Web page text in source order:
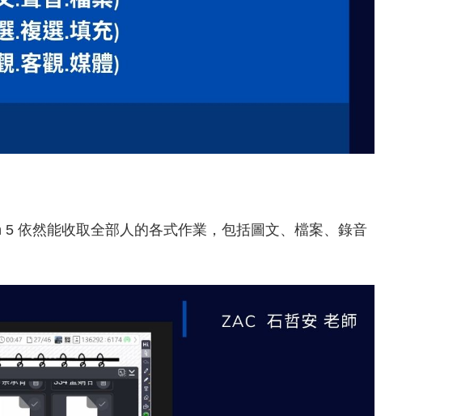
依然能收取全部人的各式作業，包括圖文、檔案、錄音